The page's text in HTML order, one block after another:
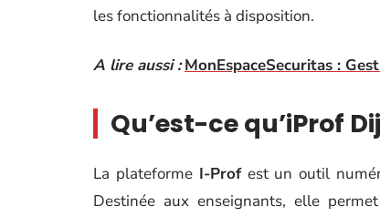
les fonctionnalités à disposition.
A lire aussi : MonEspaceSecuritas :
Qu’est-ce qu’iProf
La plateforme I-Profest un outil
Destinée aux enseignants, elle